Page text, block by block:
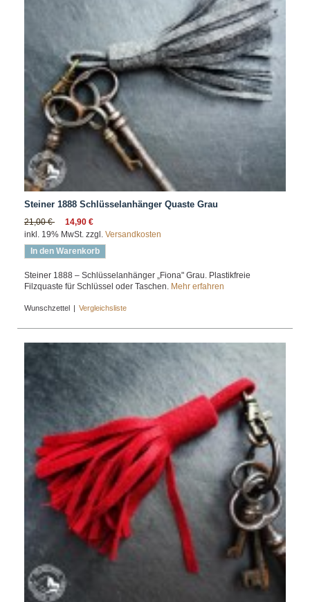
Steiner 1888 Schlüsselanhänger Quaste Grau
21,00 €
14,90 €
inkl. 19% MwSt. zzgl. Versandkosten
In den Warenkorb
Steiner 1888 – Schlüsselanhänger „Fiona" Grau. Plastikfreie
Filzquaste für Schlüssel oder Taschen. Mehr erfahren
Wunschzettel | Vergleichsliste